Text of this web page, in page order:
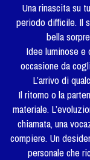
Una rinascita su
periodo difficile. Il
bella
Idee luminose e
occasione da
L’arrivo di
Il ritorno o la
materiale.
chiamata, una
compiere. Un
personale che